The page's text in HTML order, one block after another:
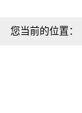
您当前的位置：